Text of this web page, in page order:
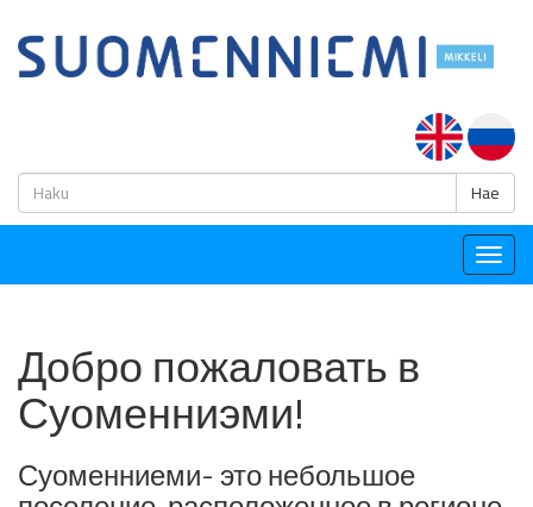
Hae
Добро пожаловать в
Суоменниэми!
Суоменниеми- это небольшое